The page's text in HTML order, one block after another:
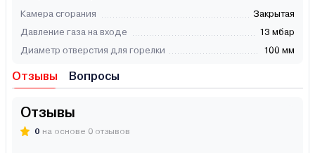
Камера сгорания
Закрытая
Давление газа на входе
13 мбар
Диаметр отверстия для горелки
100 мм
Отзывы Вопросы
Отзывы
0 на основе 0 отзывов